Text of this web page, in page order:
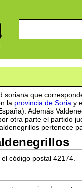
soriana que
la provincia de Soria y
Además
otra parte el partido
pertenece
código postal 42174.